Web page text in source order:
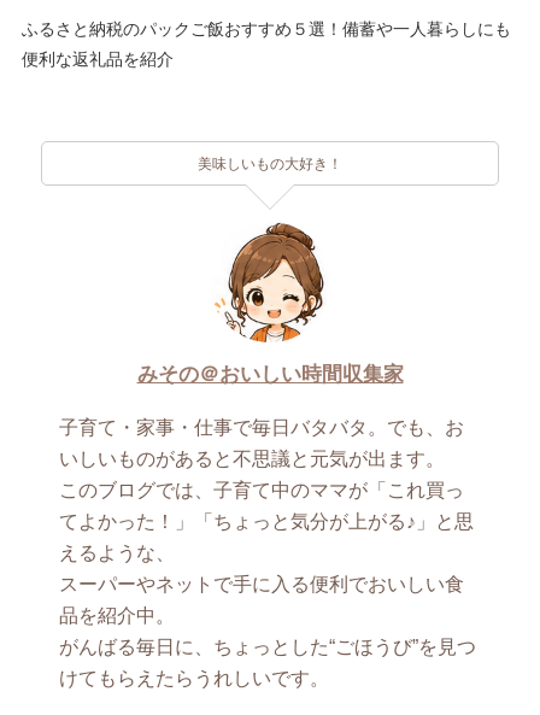
ふるさと納税のパックご飯おすすめ５選！備蓄や一人暮らしにも
便利な返礼品を紹介
美味しいもの大好き！
みその＠おいしい時間収集家
子育て・家事・仕事で毎日バタバタ。でも、お
いしいものがあると不思議と元気が出ます。
このブログでは、子育て中のママが「これ買っ
てよかった！」「ちょっと気分が上がる♪」と思
えるような、
スーパーやネットで手に入る便利でおいしい食
品を紹介中。
がんばる毎日に、ちょっとした“ごほうび”を見つ
けてもらえたらうれしいです。